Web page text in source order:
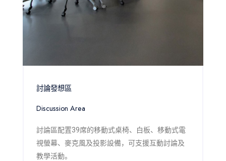
討論發想區
Discussion Area
討論區配置39席的移動式桌椅、白板、移動式電
視螢幕、麥克風及投影設備，可支援互動討論及
教學活動。